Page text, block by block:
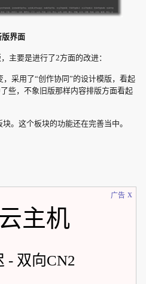
版界面
主要是进行了2方面的改进：
采用了“创作协同”的设计模版，看起
些，不象旧版那样内容排版方面看起
。这个板块的功能还在完善当中。
广告
主机
- 双向CN2
x